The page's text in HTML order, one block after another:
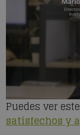
Puedes ver
satisfechos y